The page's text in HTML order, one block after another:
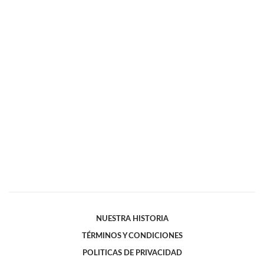
NUESTRA HISTORIA
TÉRMINOS Y CONDICIONES
POLITICAS DE PRIVACIDAD